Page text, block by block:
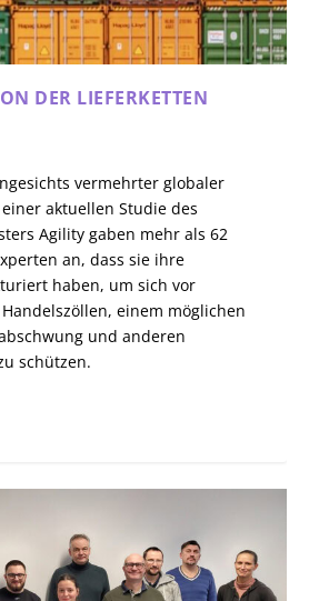
DER LIEFERKETTEN
vermehrter globaler
aktuellen Studie des
Agility gaben mehr als 62
an, dass sie ihre
haben, um sich vor
einem möglichen
und anderen
schützen.